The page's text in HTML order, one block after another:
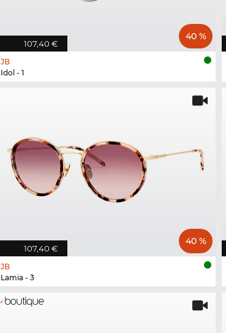
107,40 €
40 %
JB
Idol - 1
107,40 €
40 %
JB
Lamia - 3